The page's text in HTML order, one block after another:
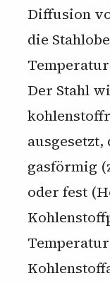
Diffusion
die
Der Stahl
gasförmig
oder fest